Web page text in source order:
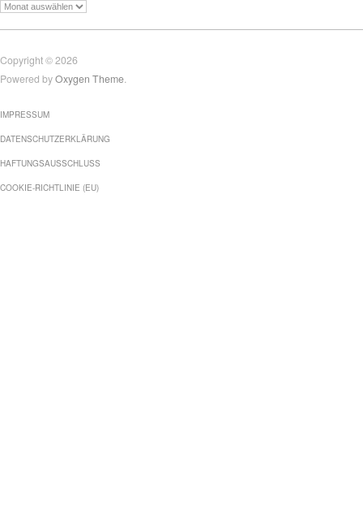
Copyright © 2026
Powered byOxygen Theme.
IMPRESSUM
DATENSCHUTZERKLÄRUNG
HAFTUNGSAUSSCHLUSS
COOKIE-RICHTLINIE (EU)